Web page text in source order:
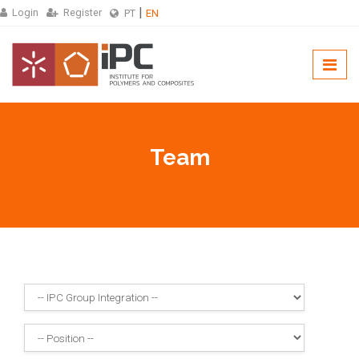
Login Register PT EN
Team